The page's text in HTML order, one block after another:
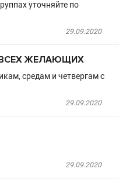
уточняйте по
29.09.2020
ЖЕЛАЮЩИХ
средам и четвергам с
29.09.2020
29.09.2020